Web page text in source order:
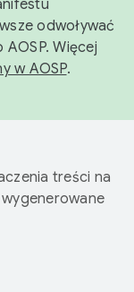
odwoływać
Więcej
w AOSP.
treści na